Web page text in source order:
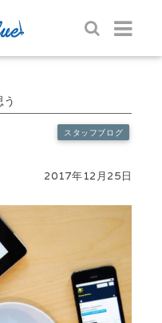
スタッフブログ
2017年12月25日